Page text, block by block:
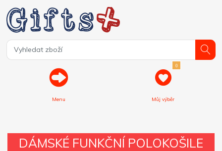
Menu
0
Můj výběr
DÁMSKÉ FUNKČNÍ POLOKOŠILE